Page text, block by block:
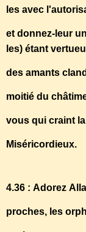
les avec
et donnez-leur
les) étant
des amants
moitié du
vous qui craint
Miséricordieux.
4.36 : Adorez
proches, les